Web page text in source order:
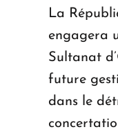
La
engagera
Sultanat
future
dans le